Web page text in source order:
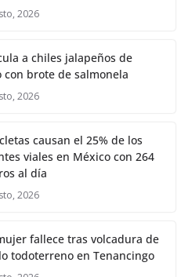
2026
a chiles jalapeños de
con brote de salmonela
2026
causan el 25% de los
viales en México con 264
al día
2026
fallece tras volcadura de
todoterreno en Tenancingo